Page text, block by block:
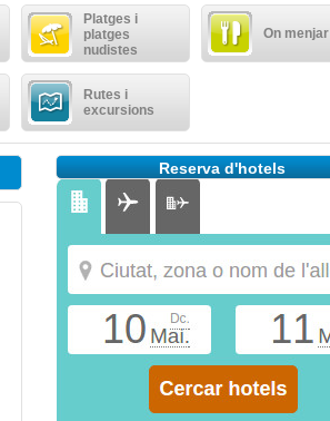
Platges i
platges
nudistes
On menjar
Rutes i
excursions
Reserva d'hotels